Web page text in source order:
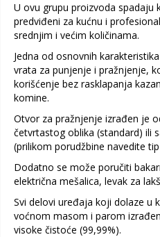
U ovu grupu proizvoda spadaju
predviđeni za kućnu i
srednjim i većim količinama.
Jedna od osnovnih
vrata za punjenje i pražnjenje,
korišćenje bez rasklapanja
komine.
Otvor za pražnjenje izrađen je
četvrtastog oblika (standard) ili
(prilikom porudžbine navedite
Dodatno se može poručiti
električna mešalica, levak za
Svi delovi uređaja koji dolaze u
voćnom masom i parom
visoke čistoće (99,99%).